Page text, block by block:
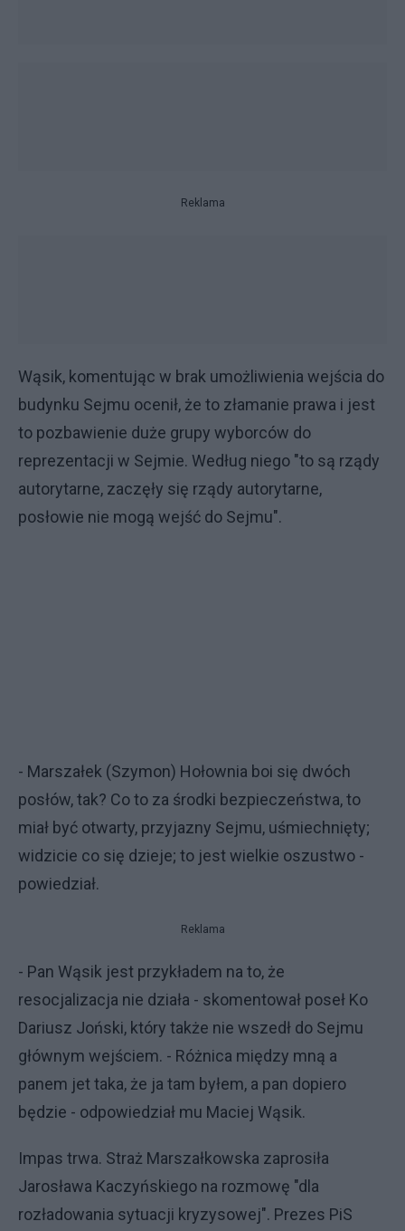
Reklama
Wąsik, komentując w brak umożliwienia wejścia do
budynku Sejmu ocenił, że to złamanie prawa i jest
to pozbawienie duże grupy wyborców do
reprezentacji w Sejmie. Według niego "to są rządy
autorytarne, zaczęły się rządy autorytarne,
posłowie nie mogą wejść do Sejmu".
- Marszałek (Szymon) Hołownia boi się dwóch
posłów, tak? Co to za środki bezpieczeństwa, to
miał być otwarty, przyjazny Sejmu, uśmiechnięty;
widzicie co się dzieje; to jest wielkie oszustwo -
powiedział.
Reklama
- Pan Wąsik jest przykładem na to, że
resocjalizacja nie działa - skomentował poseł Ko
Dariusz Joński, który także nie wszedł do Sejmu
głównym wejściem. - Różnica między mną a
panem jet taka, że ja tam byłem, a pan dopiero
będzie - odpowiedział mu Maciej Wąsik.
Impas trwa. Straż Marszałkowska zaprosiła
Jarosława Kaczyńskiego na rozmowę "dla
rozładowania sytuacji kryzysowej". Prezes PiS